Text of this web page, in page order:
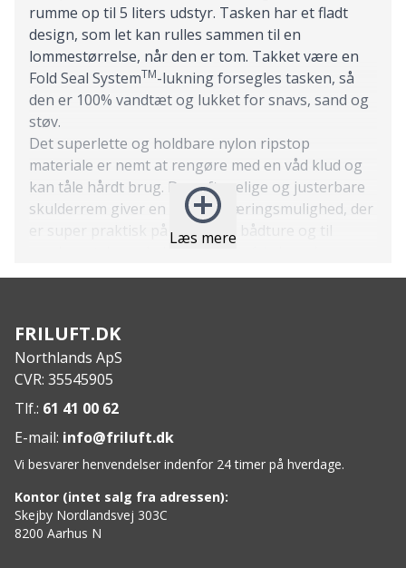
Læs mere
rumme op til 5 liters udstyr. Tasken har et fladt
design, som let kan rulles sammen til en
lommestørrelse, når den er tom. Takket være en
Fold Seal SystemTM-lukning forsegles tasken, så
den er 100% vandtæt og lukket for snavs, sand og
støv.
Det superlette og holdbare nylon ripstop
materiale er nemt at rengøre med en våd klud og
kan tåle hårdt brug. Den aftagelige og justerbare
skulderrem giver en håndfri bæringsmulighed, der
er super praktisk på stranden, bådture og til
Skulle du tabe tasken i vandet, flyder den ovenpå,
100% vandtæt
Forsegler imod støv, vand, sand og snavs
Fold Seal System
Højfrekvente svejsede sømme
Nem at rengøre med våd klud
Super let og holdbart materiale
Velegnet til hurtig nedsænkning i vand
D-ringe til fastgørelse
Flyder, hvis tabes i vand
FRILUFT.DK
Northlands ApS
CVR: 35545905
Tlf.: 61 41 00 62
E-mail: info@friluft.dk
Vi besvarer henvendelser indenfor 24 timer på hverdage.
Kontor (intet salg fra adressen):
Skejby Nordlandsvej 303C
8200 Aarhus N